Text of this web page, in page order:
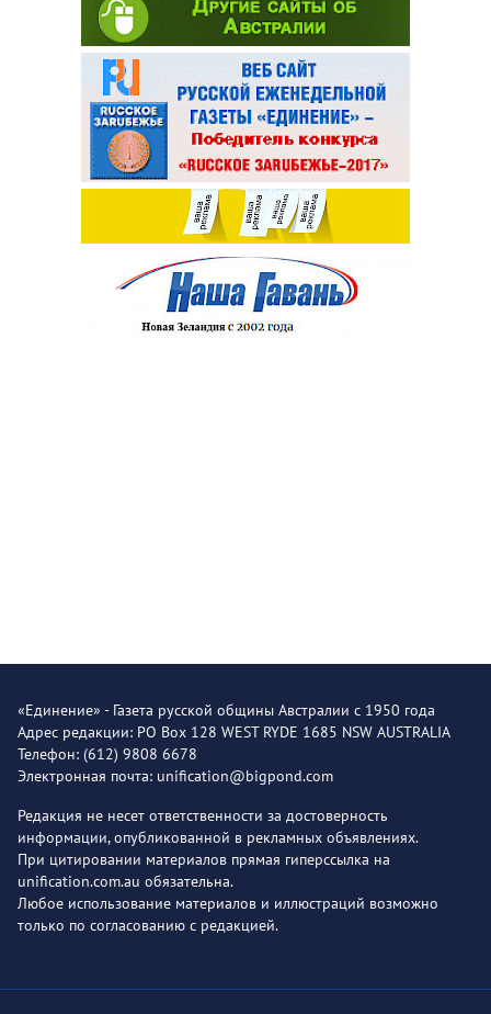
«Единение» - Газета русской общины Австралии с 1950 года
Адрес редакции: PO Box 128 WEST RYDE 1685 NSW AUSTRALIA
Телефон: (612) 9808 6678
Электронная почта: unification@bigpond.com
Редакция не несет ответственности за достоверность
информации, опубликованной в рекламных объявлениях.
При цитировании материалов прямая гиперссылка на
unification.com.au обязательна.
Любое использование материалов и иллюстраций возможно
только по согласованию с редакцией.